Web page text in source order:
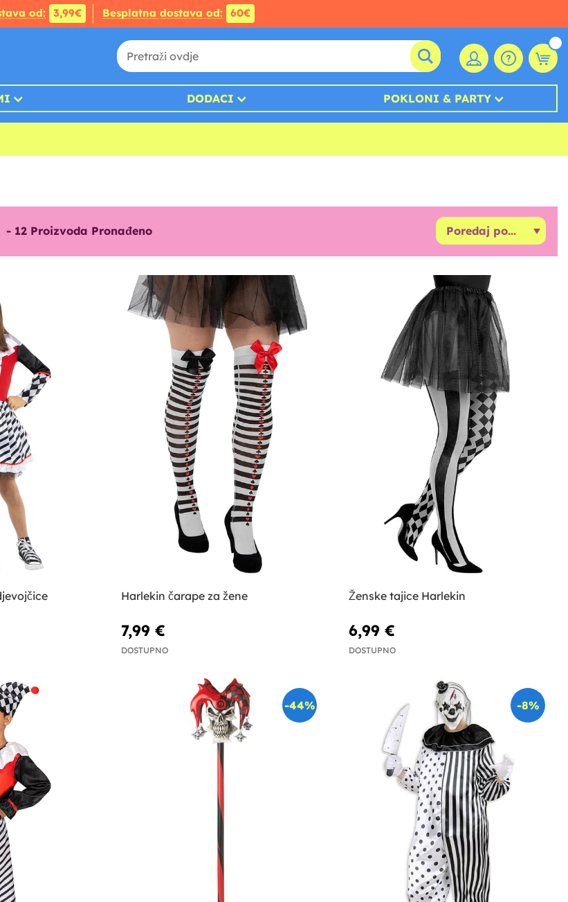
od: 3,99€ Besplatna dostava od: 60€
DODACI POKLONI & PARTY
- 12 Proizvoda Pronađeno
Harlekin čarape za žene
7,99 €
DOSTUPNO
Ženske tajice Harlekin
6,99 €
DOSTUPNO
-44% -8%